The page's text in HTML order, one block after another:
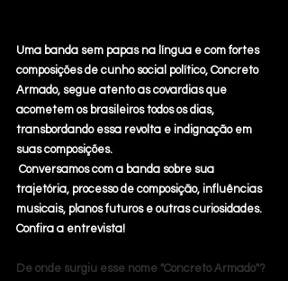
Uma banda sem papas na língua e com fortes
composições de cunho social político, Concreto
Armado, segue atento as covardias que
acometem os brasileiros todos os dias,
transbordando essa revolta e indignação em
suas composições.
Conversamos com a banda sobre sua
trajetória, processo de composição, influências
musicais, planos futuros e outras curiosidades.
Confira a entrevista!
De onde surgiu esse nome "Concreto Armado"?